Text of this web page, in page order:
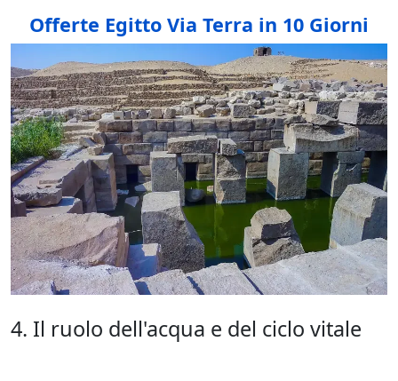
Offerte Egitto Via Terra in 10 Giorni
4. Il ruolo dell'acqua e del ciclo vitale